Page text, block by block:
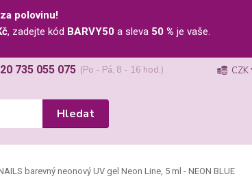
polovinu!
, zadejte kód BARVY50 a sleva 50 % je vaše.
CZK
Hledat
735 055 075 (Po - Pá, 8 - 16 hod.)
barevný neonový UV gel Neon Line, 5 ml - NEON BLUE